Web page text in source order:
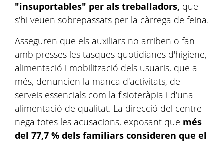
"insuportables" per als treballadors, que
s'hi veuen sobrepassats per la càrrega de feina.
Asseguren que els auxiliars no arriben o fan
amb presses les tasques quotidianes d'higiene,
alimentació i mobilització dels usuaris, que a
més, denuncien la manca d'activitats, de
serveis essencials com la fisioteràpia i d'una
alimentació de qualitat. La direcció del centre
nega totes les acusacions, exposant que més
del 77,7 % dels familiars consideren que el